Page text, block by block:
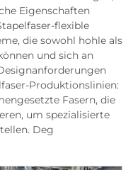
Eigenschaften
flexible
die sowohl hohle als
und sich an
Produktionslinien:
Fasern, die
um spezialisierte
Deg